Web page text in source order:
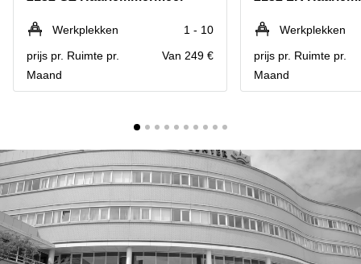
Hilversum
Hoofddorp
Deventer
Tilburg
Zwolle
Amsterdam
Westpoort
Business
Arnhem
Business
center
Hilversum
Business
center
Den
Haag
Werkplekken
1 - 10
prijs pr. Ruimte pr.
Maand
Van 249 €
Werkplekken
prijs pr. Ruimte pr.
Maand